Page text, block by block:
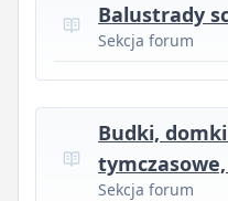
Balustrady
Sekcja forum
Budki,
Sekcja forum